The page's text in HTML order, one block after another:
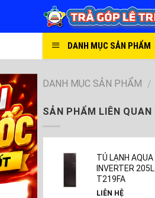
DANH MỤC SẢN PHẨM
DANH MỤC SẢN PHẨM /
SẢN PHẨM LIÊN QUAN
TỦ LẠNH AQUA
INVERTER
T219FA
LIÊN HỆ